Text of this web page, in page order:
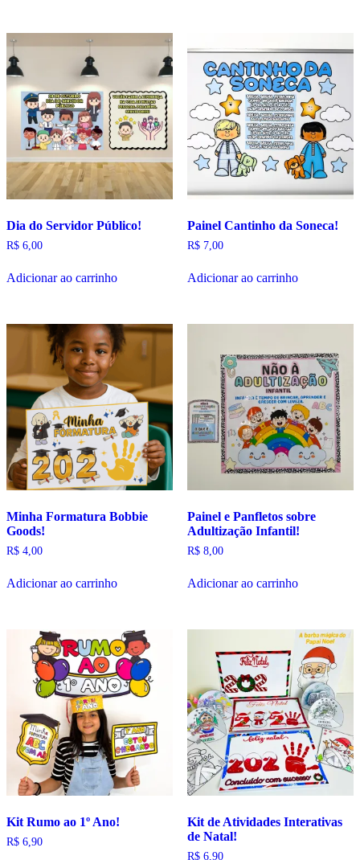
Dia do Servidor Público!
R$ 6,00
Adicionar ao carrinho
Painel Cantinho da Soneca!
R$7,00
Adicionar ao carrinho
Minha Formatura Bobbie
Goods!
R$ 4,00
Adicionar ao carrinho
Painel e Panfletos sobre
Adultização Infantil!
R$8,00
Adicionar ao carrinho
Kit Rumo ao 1º Ano!
R$ 6,90
Kit de Atividades Interativas
de Natal!
R$6,90